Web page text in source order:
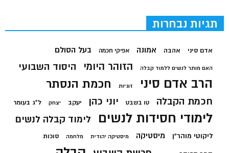
תגיות נבחרות
אדם סיני אהבה אמונה אפיקי חכמה בעל הסולם
האם מותר לנשים ללמוד קבלה הזוהר היומי היסוד השבועי
הרב אדם סיני זוגיות חכמת הנסתר
חכמת הקבלה טו בשבט יוני כהן יעקב יצחק ל"ג בעומר
לימודי חסידות לנשים לימוד קבלה לנשים
ליקוטי מוהר"ן מיסטיקה מיסטיקה יהודית מלחמה סוכות